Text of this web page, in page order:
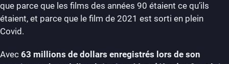
que parce que les films des années 90 étaient ce qu’ils
étaient, et parce que le film de 2021 est sorti en plein
Covid.
Avec 63 millions de dollars enregistrés lors de son